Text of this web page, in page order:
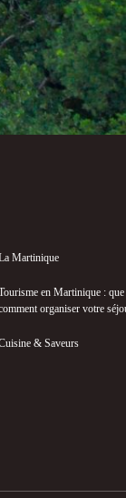
Martinique
en Martinique :
organiser votre
& Saveurs